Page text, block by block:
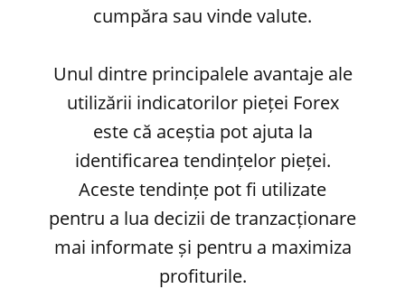
cumpăra sau vinde valute.
Unul dintre principalele avantaje ale
utilizării indicatorilor pieței Forex
este că aceștia pot ajuta la
identificarea tendințelor pieței.
Aceste tendințe pot fi utilizate
pentru a lua decizii de tranzacționare
mai informate și pentru a maximiza
profiturile.